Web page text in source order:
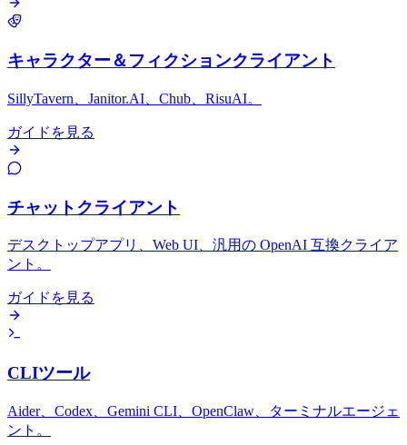
キャラクター＆フィクションクライアント
SillyTavern、Janitor.AI、Chub、RisuAI。
ガイドを見る
チャットクライアント
デスクトップアプリ、Web UI、汎用の OpenAI 互換クライア
ント。
ガイドを見る
CLIツール
Aider、Codex、Gemini CLI、OpenClaw、ターミナルエージェ
ント。